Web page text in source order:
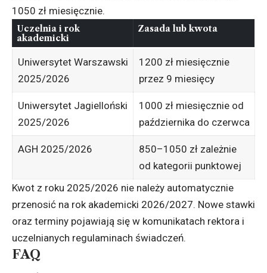
1050 zł miesięcznie.
Uczelnia i rok
akademicki
Zasada lub kwota
Uniwersytet Warszawski
2025/2026
1200 zł miesięcznie
przez 9 miesięcy
Uniwersytet Jagielloński
2025/2026
1000 zł miesięcznie od
października do czerwca
AGH 2025/2026
850–1050 zł zależnie
od kategorii punktowej
Kwot z roku 2025/2026 nie należy automatycznie
przenosić na rok akademicki 2026/2027. Nowe stawki
oraz terminy pojawiają się w komunikatach rektora i
uczelnianych regulaminach świadczeń.
FAQ